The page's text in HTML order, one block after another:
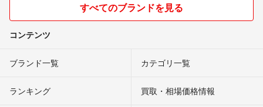
すべてのブランドを見る
コンテンツ
ブランド一覧 カテゴリ一覧
ランキング 買取・相場価格情報